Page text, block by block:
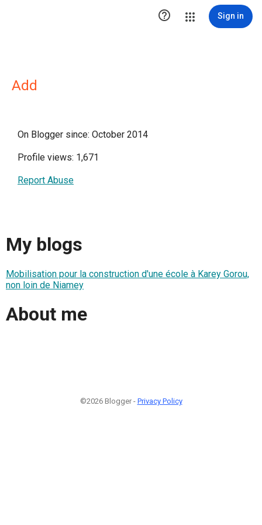
 Sign in
Add
On Blogger since: October 2014
Profile views: 1,671
Report Abuse
My blogs
Mobilisation pour la construction d'une école à Karey Gorou,
non loin de Niamey
About me
©2026 Blogger - Privacy Policy